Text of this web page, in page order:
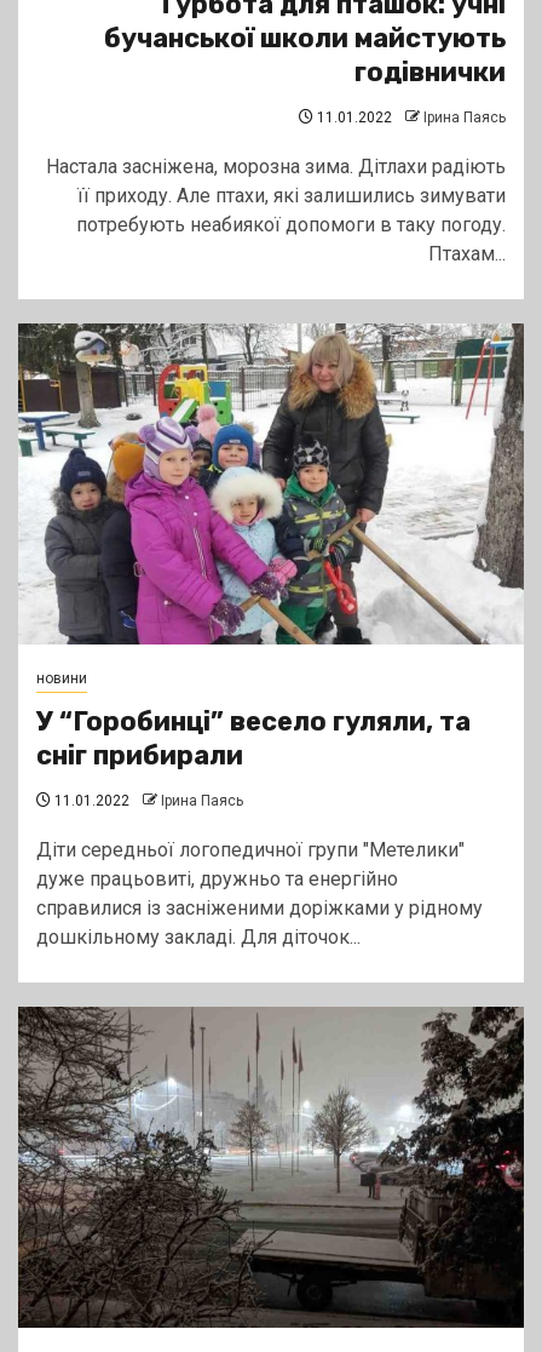
бучанської школи майстують
годівнички
11.01.2022 Ірина Паясь
Настала засніжена, морозна зима. Дітлахи радіють
її приходу. Але птахи, які залишились зимувати
потребують неабиякої допомоги в таку погоду.
Птахам...
новини
У “Горобинці” весело гуляли, та
сніг прибирали
11.01.2022 Ірина Паясь
Діти середньої логопедичної групи "Метелики"
дуже працьовиті, дружньо та енергійно
справилися із засніженими доріжками у рідному
дошкільному закладі. Для діточок...